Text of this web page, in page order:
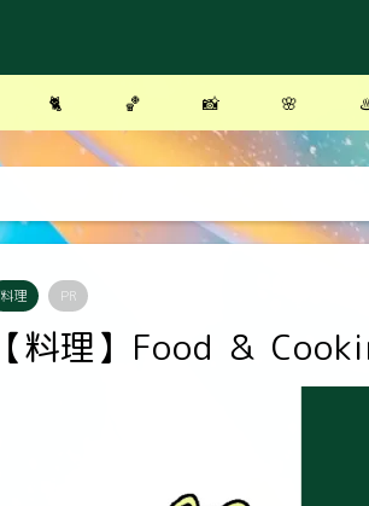
🐈 🏀 📸 🌸
料理 PR
【料理】Food ＆